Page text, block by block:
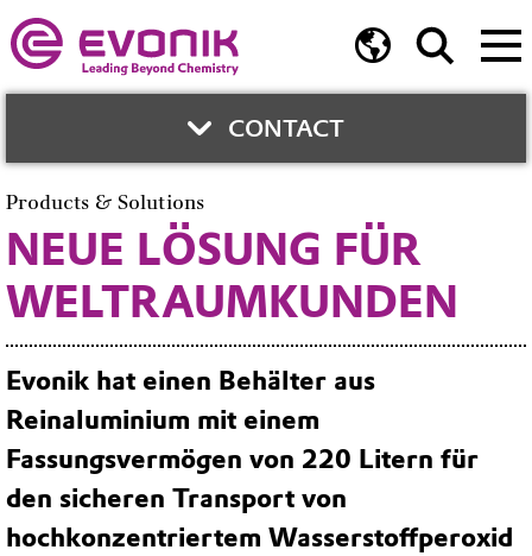
CONTACT
CONTACT PERSON
Anna Kunkel
E-Mail
Products & Solutions
NEUE LÖSUNG FÜR
WELTRAUMKUNDEN
Evonik hat einen Behälter aus
Reinaluminium mit einem
Fassungsvermögen von 220 Litern für
den sicheren Transport von
hochkonzentriertem Wasserstoffperoxid